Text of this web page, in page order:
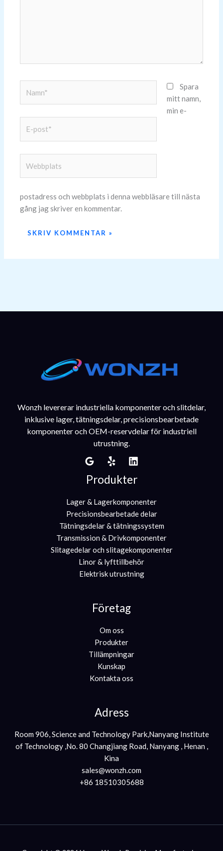
post*
Spara
mitt namn,
min e-
postadress och webbplats i denna webbläsare till nästa
gång jag skriver en kommentar.
Wonzh levererar industriella komponenter och slitdelar,
inklusive lager, tätningsdelar, precisionsbearbetade
komponenter och OEM-reservdelar för industriell
utrustning.
Produkter
Lager & Lagerkomponenter
Precisionsbearbetade delar
Tätningsdelar & tätningssystem
Transmission & Drivkomponenter
Slitagedelar och slitagekomponenter
Linor & lyfttillbehör
Elektrisk utrustning
Företag
Om oss
Produkter
Tillämpningar
Kunskap
Kontakta oss
Adress
Room 906, Science and Technology Park,Nanyang Institute
of Technology ,No. 80 Changjiang Road, Nanyang , Henan ,
Kina
sales@wonzh.com
+86 18510305688